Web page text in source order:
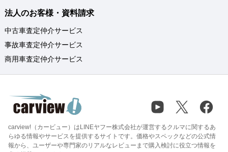
法人のお客様・資料請求
中古車査定仲介サービス
事故車査定仲介サービス
商用車査定仲介サービス
carview!（カービュー）はLINEヤフー株式会社が運営するクルマに関するあ
らゆる情報やサービスを提供するサイトです。価格やスペックなどの公式情
報から、ユーザーや専門家のリアルなレビューまで購入検討に役立つ情報を